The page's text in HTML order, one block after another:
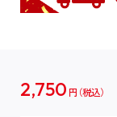
2,750 円